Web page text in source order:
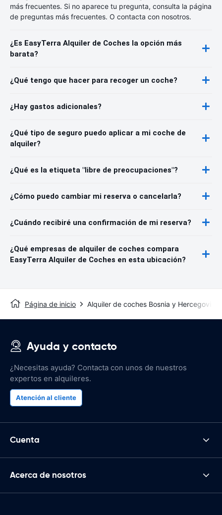
más frecuentes. Si no aparece tu pregunta, consulta la página
de preguntas más frecuentes. O contacta con nosotros.
¿Es EasyTerra Alquiler de Coches la opción más
barata?
¿Qué tengo que hacer para recoger un coche?
¿Hay gastos adicionales?
¿Qué tipo de seguro puedo aplicar a mi coche de
alquiler?
¿Qué es la etiqueta "libre de preocupaciones"?
¿Cómo puedo cambiar mi reserva o cancelarla?
¿Cuándo recibiré una confirmación de mi reserva?
¿Qué empresas de alquiler de coches compara
EasyTerra Alquiler de Coches en esta ubicación?
Página de inicio Alquiler de coches Bosnia y Hercegovina
Ayuda y contacto
¿Necesitas ayuda? Contacta con unos de nuestros
expertos en alquileres.
Atención al cliente
Cuenta
Acerca de nosotros